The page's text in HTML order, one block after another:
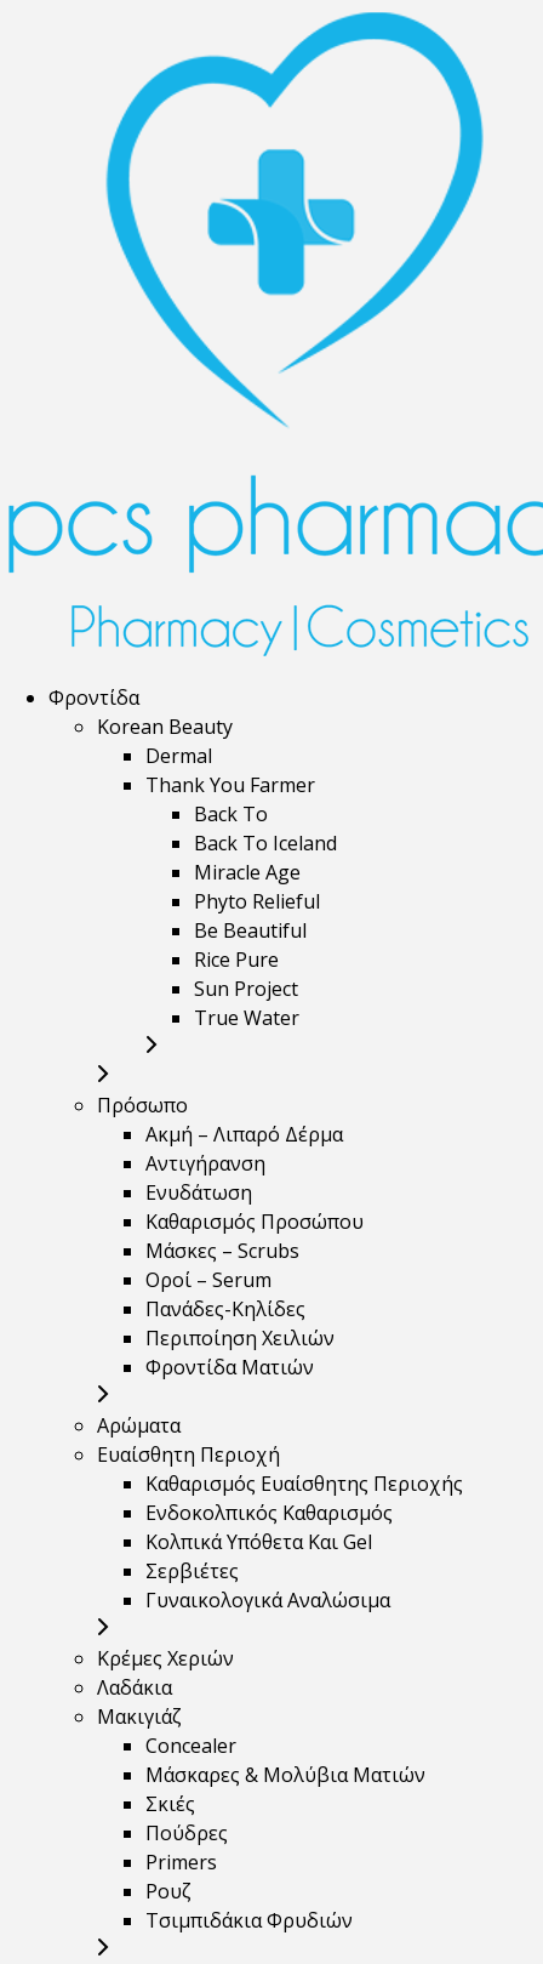
Φροντίδα
Korean Beauty
Dermal
Thank You Farmer
Back To
Back To Iceland
Miracle Age
Phyto Relieful
Be Beautiful
Rice Pure
Sun Project
True Water
Πρόσωπο
Ακμή – Λιπαρό Δέρμα
Αντιγήρανση
Ενυδάτωση
Καθαρισμός Προσώπου
Μάσκες – Scrubs
Οροί – Serum
Πανάδες-Κηλίδες
Περιποίηση Χειλιών
Φροντίδα Ματιών
Αρώματα
Ευαίσθητη Περιοχή
Καθαρισμός Ευαίσθητης Περιοχής
Ενδοκολπικός Καθαρισμός
Κολπικά Υπόθετα Και Gel
Σερβιέτες
Γυναικολογικά Αναλώσιμα
Κρέμες Χεριών
Λαδάκια
Μακιγιάζ
Concealer
Μάσκαρες & Μολύβια Ματιών
Σκιές
Πούδρες
Primers
Ρουζ
Τσιμπιδάκια Φρυδιών